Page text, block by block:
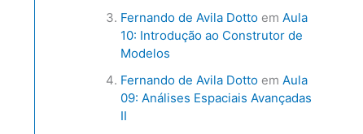
Fernando de Avila Dottoem Aula
10: Introdução ao Construtor de
Modelos
Fernando de Avila Dottoem Aula
09: Análises Espaciais Avançadas
II